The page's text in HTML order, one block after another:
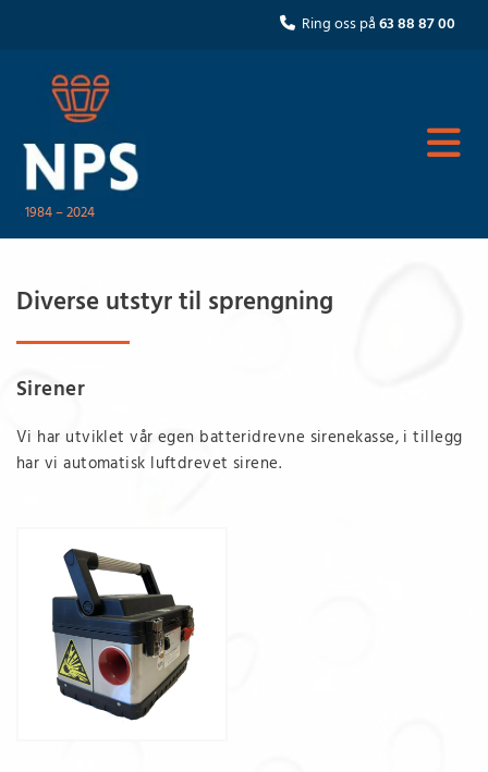
 Ring oss på63 88 87 00
1984 – 2024
Diverse utstyr til sprengning
Sirener
Vi har utviklet vår egen batteridrevne sirenekasse, i tillegg
har vi automatisk luftdrevet sirene.